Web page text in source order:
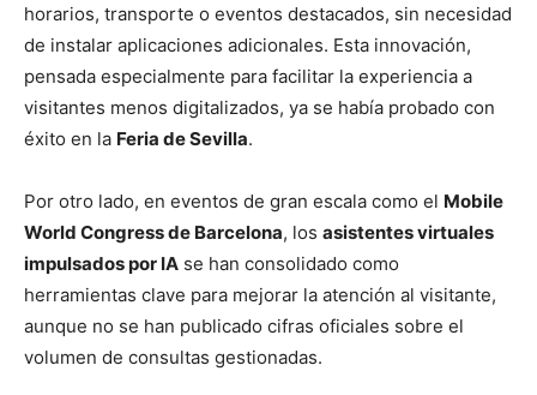
horarios, transporte o eventos destacados, sin necesidad
de instalar aplicaciones adicionales. Esta innovación,
pensada especialmente para facilitar la experiencia a
visitantes menos digitalizados, ya se había probado con
éxito en la Feria de Sevilla.
Por otro lado, en eventos de gran escala como el Mobile
World Congress de Barcelona, los asistentes virtuales
impulsados por IA se han consolidado como
herramientas clave para mejorar la atención al visitante,
aunque no se han publicado cifras oficiales sobre el
volumen de consultas gestionadas.